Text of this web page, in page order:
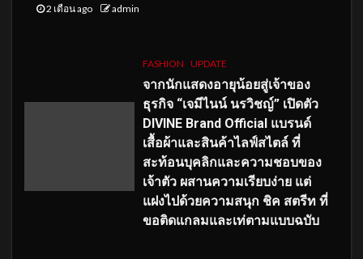
2 เดือน ago admin
FASHION UPDATE
จากนักแสดงอายุน้อยสู่เจ้าของ
ธุรกิจ “เจมีไนน์ นรวิชญ์” เปิดตัว
DIVINE Brand Official แบรนด์
เสื้อผ้าและสินค้าไลฟ์สไตล์ ที่
สะท้อนบุคลิกและความชอบของ
เจ้าตัว ผสานความเรียบง่าย แต่
แฝงไปด้วยความสนุก ชิค สตรีท ที่
ขอติดแกลมและเท่ตามแบบฉบับ